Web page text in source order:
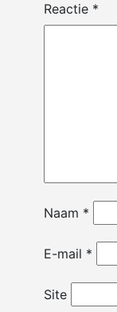
Reactie *
Naam *
E-mail *
Site